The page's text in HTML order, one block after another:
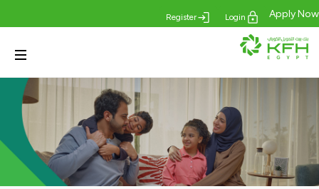
Apply Now
Login
Register